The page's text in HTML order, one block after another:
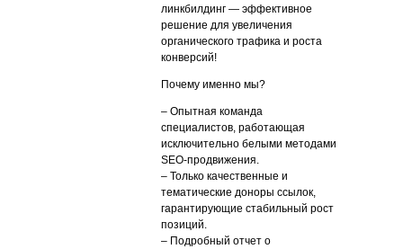
линкбилдинг — эффективное
решение для увеличения
органического трафика и роста
конверсий!
Почему именно мы?
– Опытная команда
специалистов, работающая
исключительно белыми методами
SEO-продвижения.
– Только качественные и
тематические доноры ссылок,
гарантирующие стабильный рост
позиций.
– Подробный отчет о